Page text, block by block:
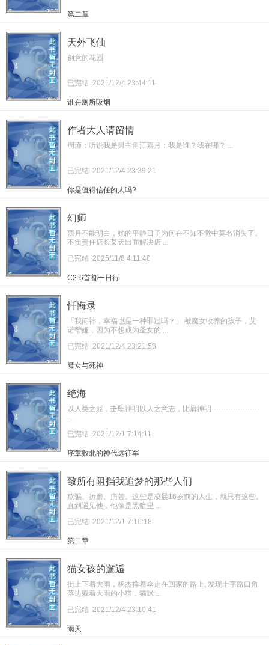
第二章
天外飞仙
创意的花园
已完结 2021/12/4 23:44:11
谁在厕所吸烟
作者大人请留情
周瑾：听说我是男主角江嘉月：我是谁？我在哪？ ...
已完结 2021/12/4 23:39:21
你是值得信任的人吗?
幻师
西月不能明白，她的平静日子为何在不知不觉中莫名消失了。
不负责任店长某天出面解决店 ...
已完结 2025/11/8 4:11:40
C2-6首都一日行
忏悔录
「我问神，幸福也是一种罪过吗？」 被魔女收养的孩子，艾
诺蒂娅，因为不想成为圣女的 ...
已完结 2021/12/4 23:21:58
魔女与死神
绝海
以人类之躯，击坠神明以人之意志，比肩神明--------------------
...
已完结 2021/12/1 7:14:11
序章败北的神代远征军
致所有阻挡我追梦的那些人们
欺骗、折磨、痛苦。这些是凌晨16岁前的人生，就只有这些。
直到遇见他，他像是黑暗里 ...
已完结 2021/12/1 7:10:18
第二章
猫女孩的邂逅
街上下着大雨，杨杰撑着伞走在回家的路上, 发现十字路口角
落边躲着大雨的小猫，猫咪 ...
已完结 2021/12/4 23:10:41
雨天